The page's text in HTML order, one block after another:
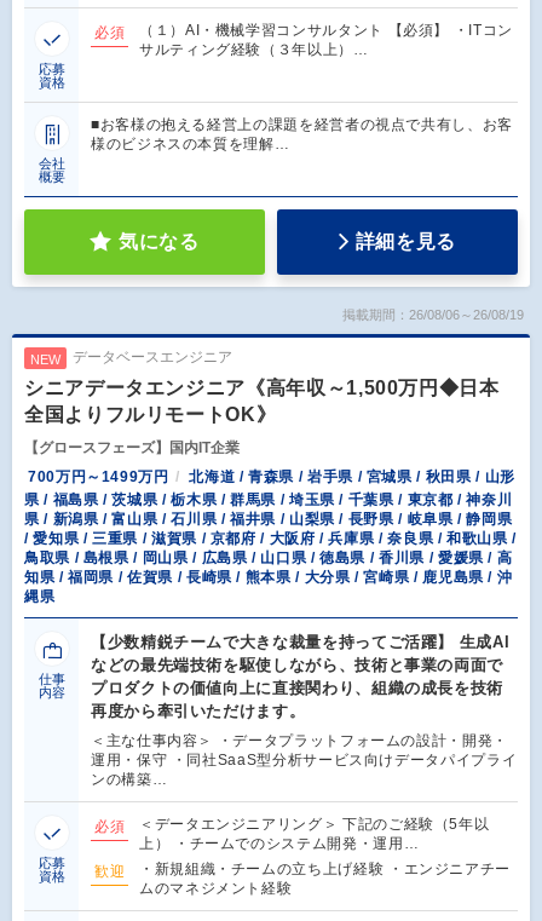
応募
資格
必須
（１）AI・機械学習コンサルタント 【必須】 ・ITコン
サルティング経験（３年以上）…
会社
概要
■お客様の抱える経営上の課題を経営者の視点で共有し、お客
様のビジネスの本質を理解…
気になる 詳細を見る
掲載期間：26/08/06～26/08/19
NEW データベースエンジニア
シニアデータエンジニア《高年収～1,500万円◆日本
全国よりフルリモートOK》
【グロースフェーズ】国内IT企業
700万円～1499万円
北海道 / 青森県 / 岩手県 / 宮城県 / 秋田県 / 山形
県 / 福島県 / 茨城県 / 栃木県 / 群馬県 / 埼玉県 / 千葉県 / 東京都 / 神奈川
県 / 新潟県 / 富山県 / 石川県 / 福井県 / 山梨県 / 長野県 / 岐阜県 / 静岡県
/ 愛知県 / 三重県 / 滋賀県 / 京都府 / 大阪府 / 兵庫県 / 奈良県 / 和歌山県 /
鳥取県 / 島根県 / 岡山県 / 広島県 / 山口県 / 徳島県 / 香川県 / 愛媛県 / 高
知県 / 福岡県 / 佐賀県 / 長崎県 / 熊本県 / 大分県 / 宮崎県 / 鹿児島県 / 沖
縄県
仕事
内容
【少数精鋭チームで大きな裁量を持ってご活躍】 生成AI
などの最先端技術を駆使しながら、技術と事業の両面で
プロダクトの価値向上に直接関わり、組織の成長を技術
再度から牽引いただけます。
＜主な仕事内容＞ ・データプラットフォームの設計・開発・
運用・保守 ・同社SaaS型分析サービス向けデータパイプライ
ンの構築…
応募
資格
必須
＜データエンジニアリング＞ 下記のご経験（5年以
上） ・チームでのシステム開発・運用…
歓迎
・新規組織・チームの立ち上げ経験 ・エンジニアチー
ムのマネジメント経験